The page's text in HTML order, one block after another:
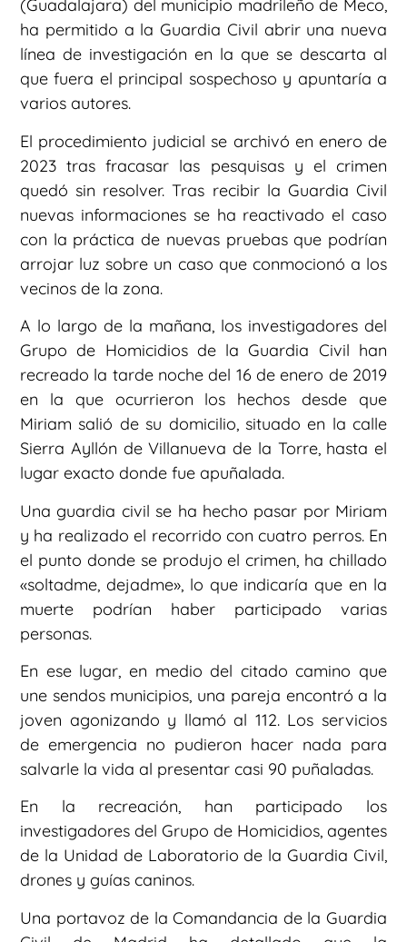
(Guadalajara) del municipio madrileño de Meco,
ha permitido a la Guardia Civil abrir una nueva
línea de investigación en la que se descarta al
que fuera el principal sospechoso y apuntaría a
varios autores.
El procedimiento judicial se archivó en enero de
2023 tras fracasar las pesquisas y el crimen
quedó sin resolver. Tras recibir la Guardia Civil
nuevas informaciones se ha reactivado el caso
con la práctica de nuevas pruebas que podrían
arrojar luz sobre un caso que conmocionó a los
vecinos de la zona.
A lo largo de la mañana, los investigadores del
Grupo de Homicidios de la Guardia Civil han
recreado la tarde noche del 16 de enero de 2019
en la que ocurrieron los hechos desde que
Miriam salió de su domicilio, situado en la calle
Sierra Ayllón de Villanueva de la Torre, hasta el
lugar exacto donde fue apuñalada.
Una guardia civil se ha hecho pasar por Miriam
y ha realizado el recorrido con cuatro perros. En
el punto donde se produjo el crimen, ha chillado
«soltadme, dejadme», lo que indicaría que en la
muerte podrían haber participado varias
personas.
En ese lugar, en medio del citado camino que
une sendos municipios, una pareja encontró a la
joven agonizando y llamó al 112. Los servicios
de emergencia no pudieron hacer nada para
salvarle la vida al presentar casi 90 puñaladas.
En la recreación, han participado los
investigadores del Grupo de Homicidios, agentes
de la Unidad de Laboratorio de la Guardia Civil,
drones y guías caninos.
Una portavoz de la Comandancia de la Guardia